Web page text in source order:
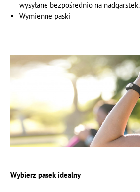
wysyłane bezpośrednio na nadgarstek.
Wymienne paski
Wybierz pasek idealny